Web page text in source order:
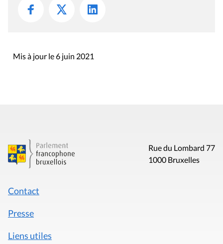
Mis à jour le 6 juin 2021
Rue du Lombard 77
1000 Bruxelles
Contact
Presse
Liens utiles